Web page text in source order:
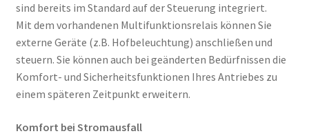
sind bereits im Standard auf der Steuerung integriert.
Mit dem vorhandenen Multifunktionsrelais können Sie
externe Geräte (z.B. Hofbeleuchtung) anschließen und
steuern. Sie können auch bei geänderten Bedürfnissen die
Komfort- und Sicherheitsfunktionen Ihres Antriebes zu
einem späteren Zeitpunkt erweitern.
Komfort bei Stromausfall